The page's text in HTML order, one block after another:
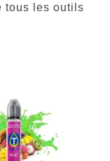
tous les outils